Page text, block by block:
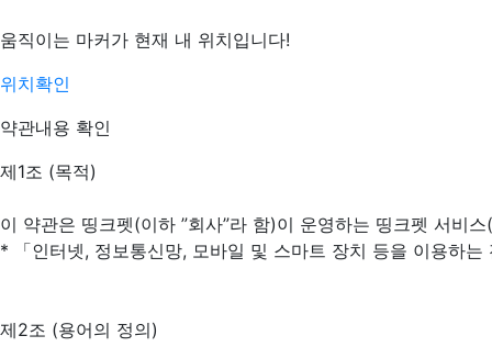
움직이는 마커가 현재 내 위치입니다!
위치확인
약관내용 확인
제1조 (목적)
이 약관은 띵크펫(이하 ”회사”라 함)이 운영하는 띵크펫 서비
* 「인터넷, 정보통신망, 모바일 및 스마트 장치 등을 이용하
제2조 (용어의 정의)